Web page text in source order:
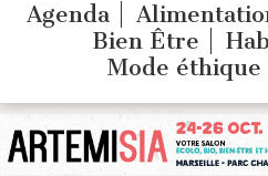
Agenda
Bien Être
Mode éthique